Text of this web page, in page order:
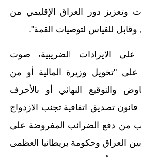
وتعزيز دور العراق الإقليمي من
للقياس لتوصيات القمة".
الايرادات الضريبية، صوت
على "تخويل وزيرة المالية أو من
والتوقيع النهائي أو بالأحرف
تصديق اتفاقية تجنب الازدواج
من دفع الضرائب المفروضة على
العراق وحكومة بريطانيا العظمى